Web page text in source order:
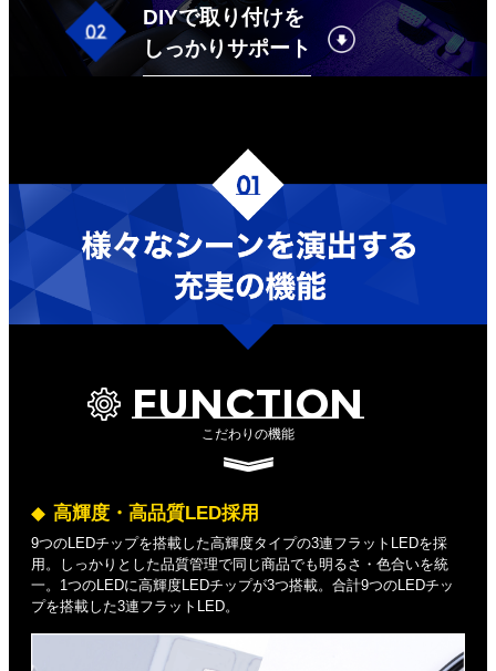
DIYで取り付けを
しっかりサポート
FUNCTION
こだわりの機能
高輝度・高品質LED採用
9つのLEDチップを搭載した高輝度タイプの3連フラットLEDを採
用。しっかりとした品質管理で同じ商品でも明るさ・色合いを統
一。1つのLEDに高輝度LEDチップが3つ搭載。合計9つのLEDチッ
プを搭載した3連フラットLED。